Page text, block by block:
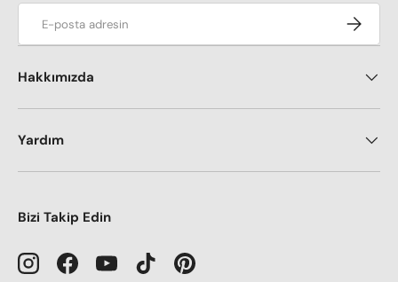
Kaydol
Hakkımızda
Yardım
Bizi Takip Edin
InstagramFacebookYouTubeTikTokPinterest